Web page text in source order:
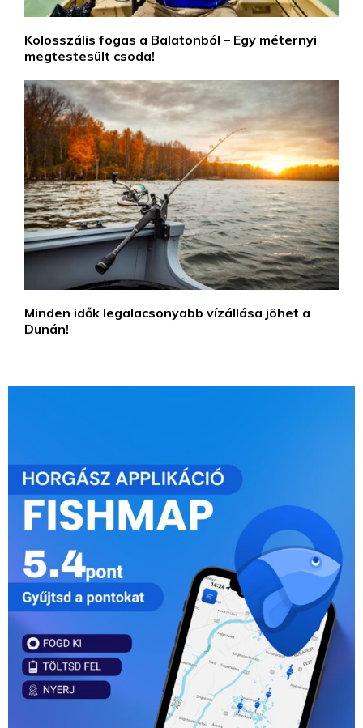
Kolosszális fogas a Balatonból – Egy méternyi
megtestesült csoda!
Minden idők legalacsonyabb vízállása jöhet a
Dunán!